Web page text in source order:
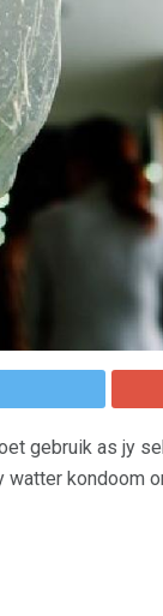
gebruik as jy
watter kondoom